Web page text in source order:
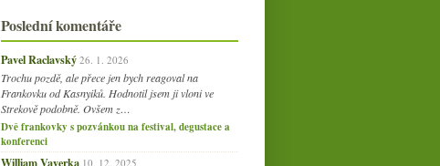
Poslední komentáře
Pavel Raclavský 26. 1. 2026
Trochu pozdě, ale přece jen bych reagoval na
Frankovku od Kasnyiků. Hodnotil jsem ji vloni ve
Strekově podobně. Ovšem z…
Dvě frankovky s pozvánkou na festival, degustace a
konferenci
William Vaverka 10. 12. 2025